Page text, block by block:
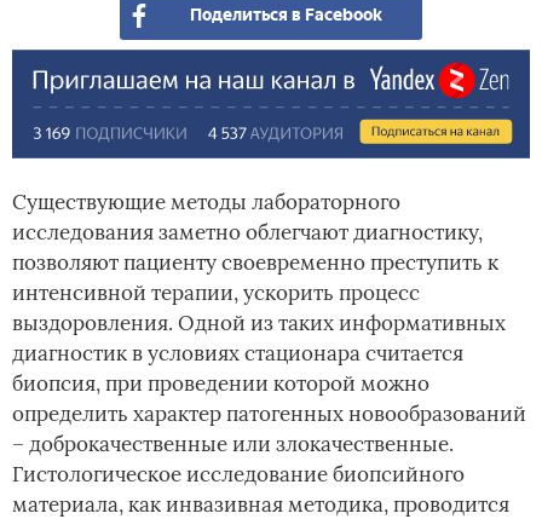
Поделиться в Facebook
Существующие методы лабораторного
исследования заметно облегчают диагностику,
позволяют пациенту своевременно преступить к
интенсивной терапии, ускорить процесс
выздоровления. Одной из таких информативных
диагностик в условиях стационара считается
биопсия, при проведении которой можно
определить характер патогенных новообразований
– доброкачественные или злокачественные.
Гистологическое исследование биопсийного
материала, как инвазивная методика, проводится